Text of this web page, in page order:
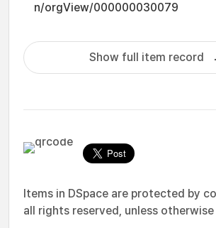
n/orgView/000000030079
Show full item record
Items in DSpace are protected by
all rights reserved, unless